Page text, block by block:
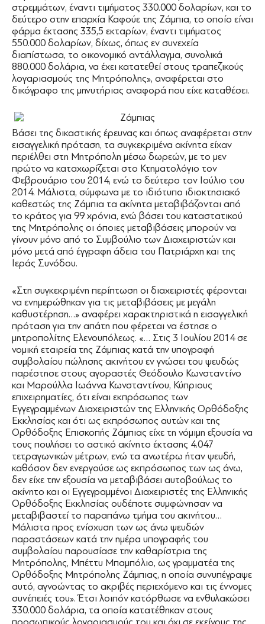
στρεμμάτων, έναντι τιμήματος 330.000 δολαρίων, και το
δεύτερο στην επαρχία Καφούε της Ζάμπια, το οποίο είναι
φάρμα έκτασης 335,5 εκταρίων, έναντι τιμήματος
550.000 δολαρίων, δίχως, όπως εν συνεχεία
διαπίστωσα, το οικονομικό αντάλλαγμα, συνολικά
880.000 δολάρια, να έχει κατατεθεί στους τραπεζικούς
λογαριασμούς της Μητρόπολης», αναφέρεται στο
δικόγραφο της μηνυτήριας αναφορά που είχε καταθέσει.
Βάσει της δικαστικής έρευνας και όπως αναφέρεται στην
εισαγγελική πρόταση, τα συγκεκριμένα ακίνητα είχαν
περιέλθει στη Μητρόπολη μέσω δωρεών, με το μεν
πρώτο να καταχωρίζεται στο Κτηματολόγιο τον
Φεβρουάριο του 2014, ενώ το δεύτερο τον Ιούλιο του
2014. Μάλιστα, σύμφωνα με το ιδιότυπο ιδιοκτησιακό
καθεστώς της Ζάμπια τα ακίνητα μεταβιβάζονται από
το κράτος για 99 χρόνια, ενώ βάσει του καταστατικού
της Μητρόπολης οι όποιες μεταβιβάσεις μπορούν να
γίνουν μόνο από το Συμβούλιο των Διαχειριστών και
μόνο μετά από έγγραφη άδεια του Πατριάρχη και της
Ιεράς Συνόδου.
«Στη συγκεκριμένη περίπτωση οι διαχειριστές φέρονται
να ενημερώθηκαν για τις μεταβιβάσεις με μεγάλη
καθυστέρηση…» αναφέρει χαρακτηριστικά η εισαγγελική
πρόταση για την απάτη που φέρεται να έστησε ο
μητροπολίτης Ελενουπόλεως. «… Στις 3 Ιουλίου 2014 σε
νομική εταιρεία της Ζάμπιας κατά την υπογραφή
συμβολαίου πώλησης ακινήτου εν γνώσει του ψευδώς
παρέστησε στους αγοραστές Θεόδουλο Κωνσταντίνο
και Μαρούλλα Ιωάννα Κωνσταντίνου, Κύπριους
επιχειρηματίες, ότι είναι εκπρόσωπος των
Εγγεγραμμένων Διαχειριστών της Ελληνικής Ορθόδοξης
Εκκλησίας και ότι ως εκπρόσωπος αυτών και της
Ορθόδοξης Επισκοπής Ζάμπιας είχε τη νόμιμη εξουσία να
τους πουλήσει το αστικό ακίνητο έκτασης 4.047
τετραγωνικών μέτρων, ενώ τα ανωτέρω ήταν ψευδή,
καθόσον δεν ενεργούσε ως εκπρόσωπος των ως άνω,
δεν είχε την εξουσία να μεταβιβάσει αυτοβούλως το
ακίνητο και οι Εγγεγραμμένοι Διαχειριστές της Ελληνικής
Ορθόδοξης Εκκλησίας ουδέποτε συμφώνησαν να
μεταβιβαστεί το παραπάνω τμήμα του ακινήτου…
Μάλιστα προς ενίσχυση των ως άνω ψευδών
παραστάσεων κατά την ημέρα υπογραφής του
συμβολαίου παρουσίασε την καθαρίστρια της
Μητρόπολης, Μπέττυ Μπαμπόλιο, ως γραμματέα της
Ορθόδοξης Μητρόπολης Ζάμπιας, η οποία συνυπέγραψε
αυτό, αγνοώντας το ακριβές περιεχόμενο και τις έννομες
συνέπειές του». Έτσι λοιπόν κατόρθωσε να ενθυλακώσει
330.000 δολάρια, τα οποία κατατέθηκαν στους